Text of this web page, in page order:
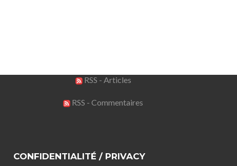
RSS - Articles
RSS - Commentaires
CONFIDENTIALITÉ / PRIVACY